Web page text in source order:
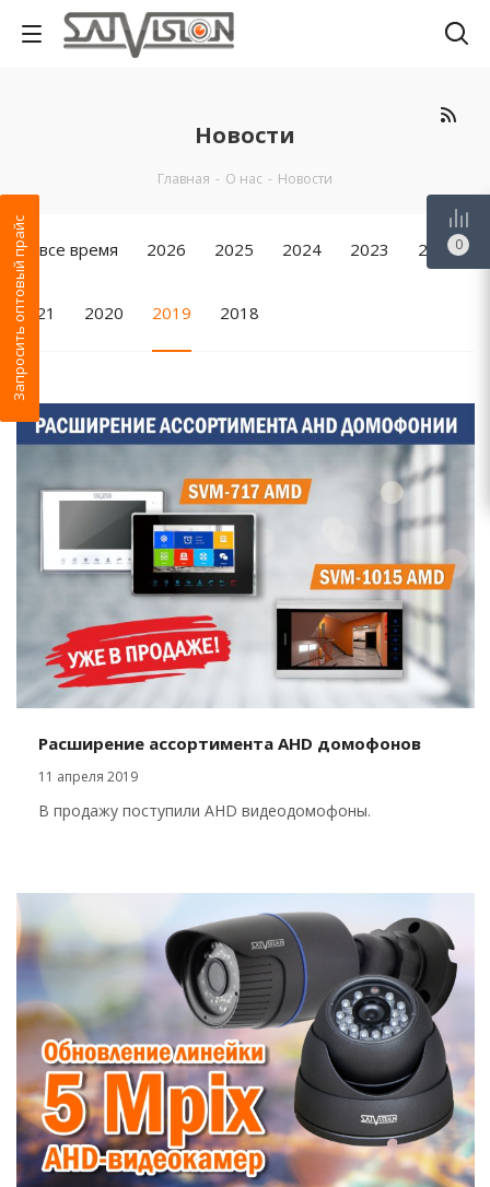
Новости
Главная - О нас - Новости
За все время 2026 2025 2024 2023 2022
2021 2020 2019 2018
Расширение ассортимента AHD домофонов
11 апреля 2019
В продажу поступили AHD видеодомофоны.
Запросить оптовый прайс 0